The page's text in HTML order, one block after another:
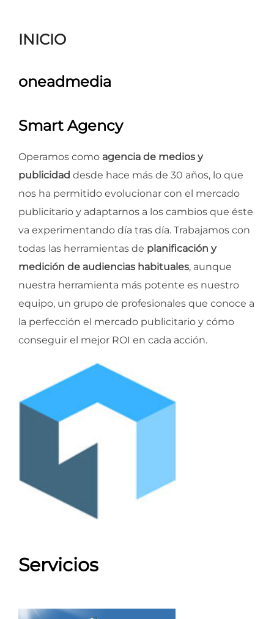
INICIO
oneadmedia
Smart Agency
Operamos como agencia de medios y
publicidad desde hace más de 30 años, lo que
nos ha permitido evolucionar con el mercado
publicitario y adaptarnos a los cambios que éste
va experimentando día tras día. Trabajamos con
todas las herramientas de planificación y
medición de audiencias habituales, aunque
nuestra herramienta más potente es nuestro
equipo, un grupo de profesionales que conoce a
la perfección el mercado publicitario y cómo
conseguir el mejor ROI en cada acción.
Servicios